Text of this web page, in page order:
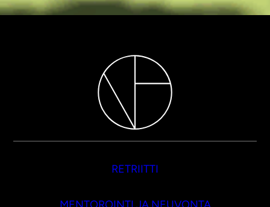
RETRIITTI
MENTOROINTI JA NEUVONTA